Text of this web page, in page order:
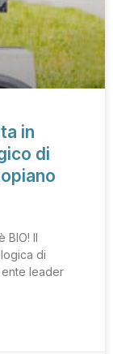
in
di
BIO! Il
di
ente leader